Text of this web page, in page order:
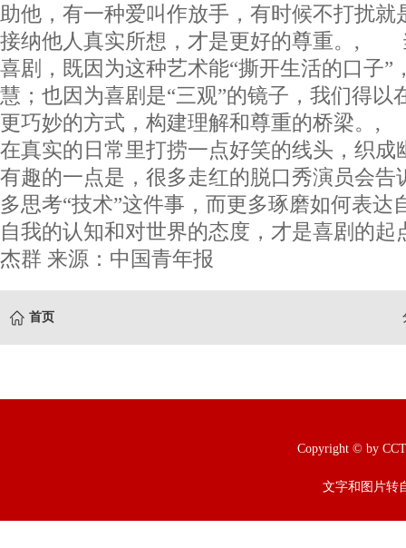
助他，有一种爱叫作放手，有时候不打
接纳他人真实所想，才是更好的尊重。,
喜剧，既因为这种艺术能“撕开生活的口子”
慧；也因为喜剧是“三观”的镜子，我们得以
更巧妙的方式，构建理解和尊重的桥梁
在真实的日常里打捞一点好笑的线头，织成
有趣的一点是，很多走红的脱口秀演员会告
多思考“技术”这件事，而更多琢磨如何
自我的认知和对世界的态度，才是喜剧
杰群 来源：中国青年报
首页
Copyright © by
文字和图片转